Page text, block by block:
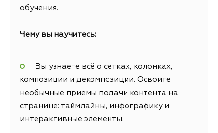
обучения.
Чему вы научитесь:
Вы узнаете всё о сетках, колонках,
композиции и декомпозиции. Освоите
необычные приемы подачи контента на
странице: таймлайны, инфографику и
интерактивные элементы.